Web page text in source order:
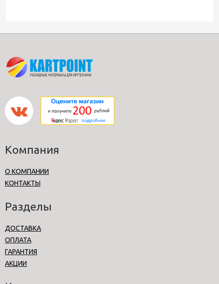
Компания
О КОМПАНИИ
КОНТАКТЫ
Разделы
ДОСТАВКА
ОПЛАТА
ГАРАНТИЯ
АКЦИИ